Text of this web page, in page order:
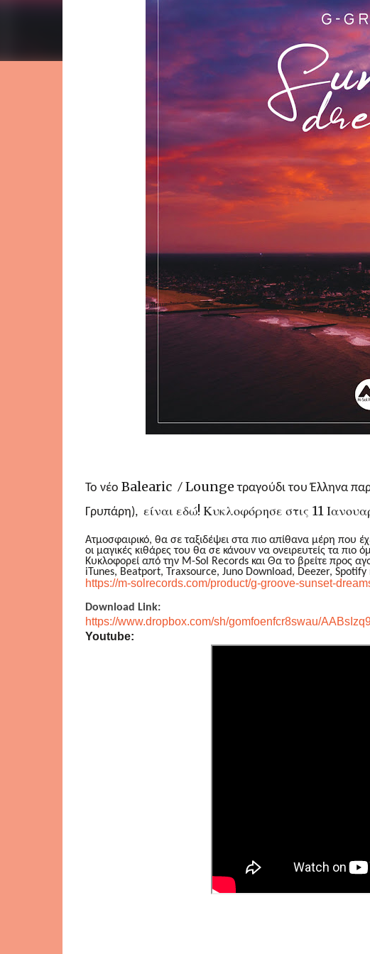
Το νέο Balearic / Lounge τραγούδι του Έλληνα
Γρυπάρη), είναι εδώ! Κυκλοφόρησε στις 11
Ατμοσφαιρικό, θα σε ταξιδέψει στα πιο απίθανα μέρη που
οι μαγικές κιθάρες του θα σε κάνουν να ονειρευτείς τα πιο
Κυκλοφορεί από την M-Sol Recordsκαι Θα το βρείτε προς
iTunes, Beatport, Traxsource, Juno Download, Deezer, Spotify
https://m-solrecords.com/product/g-groove-sunset-
Download Link:
https://www.dropbox.com/sh/gomfoenfcr8swau/
Youtube: